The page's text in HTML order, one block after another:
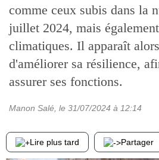
comme ceux subis dans la
juillet 2024, mais
climatiques. Il apparaît
d'améliorer sa résilience,
assurer ses fonctions.
Manon Salé , le 31/07/2024 à 12:14
Lire plus tard Partager